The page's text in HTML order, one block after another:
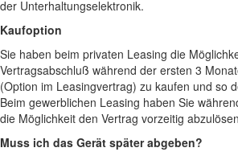
der Unterhaltungselektronik.
Kaufoption
Sie haben beim privaten Leasing die
Vertragsabschluß während der ersten 3
(Option im Leasingvertrag) zu kaufen und so
Beim gewerblichen Leasing haben Sie
die Möglichkeit den Vertrag vorzeitig
Muss ich das Gerät später abgeben?